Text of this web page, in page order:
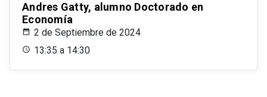
Andres Gatty, alumno Doctorado en
Economía
2 de Septiembre de 2024
13:35 a 14:30